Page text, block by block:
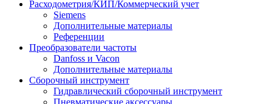
Расходометрия/КИП/Коммерческий учет
Siemens
Дополнительные материалы
Референции
Преобразователи частоты
Danfoss и Vacon
Дополнительные материалы
Сборочный инструмент
Гидравлический сборочный инструмент
Пневматические аксессуары